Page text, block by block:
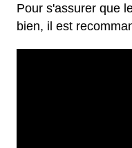
Pour s'assurer que
bien, il est